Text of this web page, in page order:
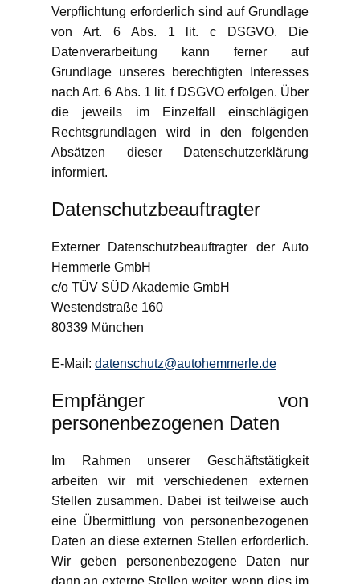
Verpflichtung erforderlich sind auf Grundlage
von Art. 6 Abs. 1 lit. c DSGVO. Die
Datenverarbeitung kann ferner auf
Grundlage unseres berechtigten Interesses
nach Art. 6 Abs. 1 lit. f DSGVO erfolgen. Über
die jeweils im Einzelfall einschlägigen
Rechtsgrundlagen wird in den folgenden
Absätzen dieser Datenschutzerklärung
informiert.
Datenschutz­beauftragter
Externer Datenschutzbeauftragter der Auto
Hemmerle GmbH
c/o TÜV SÜD Akademie GmbH
Westendstraße 160
80339 München
E-Mail: datenschutz@autohemmerle.de
Empfänger von
personenbezogenen Daten
Im Rahmen unserer Geschäftstätigkeit
arbeiten wir mit verschiedenen externen
Stellen zusammen. Dabei ist teilweise auch
eine Übermittlung von personenbezogenen
Daten an diese externen Stellen erforderlich.
Wir geben personenbezogene Daten nur
dann an externe Stellen weiter, wenn dies im